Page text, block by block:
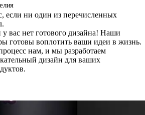
если ни один из перечисленных
у вас нет готового дизайна! Наши
готовы воплотить ваши идеи в жизнь.
нам, и мы разработаем
дизайн для ваших